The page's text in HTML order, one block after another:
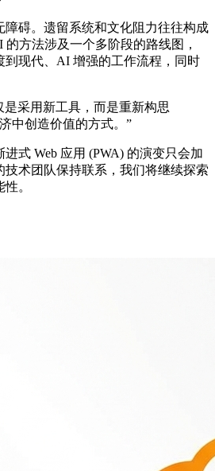
障碍。遗留系统和文化阻力往往构成
方法涉及一个多阶段的路线图，
到现代、AI 增强的工作流程，同时
是采用新工具，而是重新构思
中创造价值的方式。”
式 Web 应用 (PWA) 的演变只会加
术团队保持联系，我们将继续探索
。